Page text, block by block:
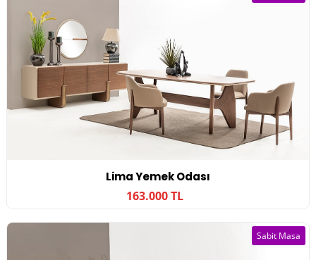
Lima Yemek Odası
163.000 TL
Sabit Masa